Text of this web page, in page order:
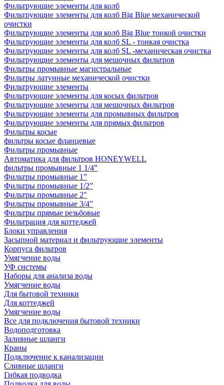
Фильтрующие элементы для колб
Фильтрующие элементы для колб Big Blue механической
очистки
Фильтрующие элементы для колб Big Blue тонкой очистки
Фильтрующие элементы для колб SL - тонкая очистка
Фильтрующие элементы для колб SL -механическая очистка
Фильтрующие элементы для мешочных фильтров
Фильтры промывные магистральные
Фильтры латунные механической очистки
Фильтрующие элементы
Фильтрующие элементы для косых фильтров
Фильтрующие элементы для мешочных фильтров
Фильтрующие элементы для промывных фильтров
Фильтрующие элементы для прямых фильтров
Фильтры косые
фильтры косые фланцевые
Фильтры промывные
Автоматика для фильтров HONEYWELL
фильтры промывные 1 1/4”
Фильтры промывные 1”
Фильтры промывные 1/2”
Фильтры промывные 2"
Фильтры промывные 3/4”
Фильтры прямые резьбовые
Фильтрация для коттеджей
Блоки управления
Засыпной материал и фильтрующие элементы
Корпуса фильтров
Умягчение воды
УФ системы
Наборы для анализа воды
Умягчение воды
Для бытовой техники
Для коттеджей
Умягчение воды
Все для подключения бытовой техники
Водоподготовка
Заливные шланги
Краны
Подключение к канализации
Сливные шланги
Гибкая подводка